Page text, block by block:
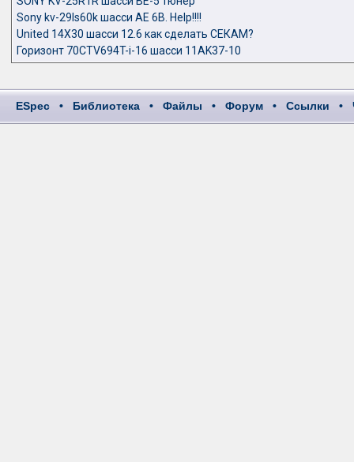
Sony kv-29ls60k шасси AE 6B. Help!!!!
United 14X30 шасси 12.6 как сделать СЕКАМ?
Горизонт 70CTV694T-i-16 шасси 11AK37-10
ESpec • Библиотека • Файлы • Форум • Ссылки •